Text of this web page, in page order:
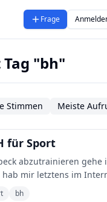
Frage
"bh"
Stimmen Meiste
für Sport
abzutrainieren gehe
hab mir letztens im
schrecklich war...sitzt
bh